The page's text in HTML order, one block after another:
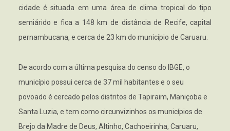
cidade é situada em uma área de clima tropical do tipo
semiárido e fica a 148 km de distância de Recife, capital
pernambucana, e cerca de 23 km do município de Caruaru.
De acordo com a última pesquisa do censo do IBGE, o
município possui cerca de 37 mil habitantes e o seu
povoado é cercado pelos distritos de Tapiraim, Maniçoba e
Santa Luzia, e tem como circunvizinhos os municípios de
Brejo da Madre de Deus, Altinho, Cachoeirinha, Caruaru,